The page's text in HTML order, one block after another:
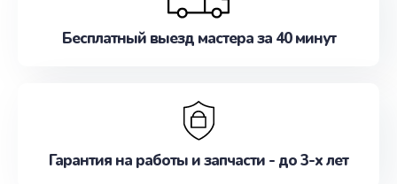
Бесплатный выезд мастера за 40 минут
Гарантия на работы и запчасти - до 3-х лет